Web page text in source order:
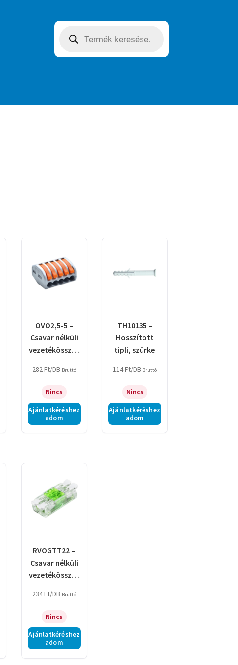
search
OVO2,5-5 –
Csavar nélküli
vezetékösszek
282 Ft/DB Bruttó
Nincs
Ajánlatkéréshez
adom
TH10135 –
Hosszított
tipli, szürke
114Ft/DB Bruttó
Nincs
Ajánlatkéréshez
adom
RVOGTT22 –
Csavar nélküli
vezetékösszek
nyitható,
átlátszó
234Ft/DB Bruttó
Nincs
Ajánlatkéréshez
adom